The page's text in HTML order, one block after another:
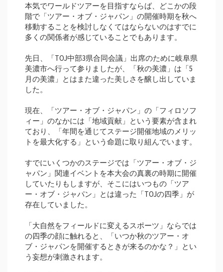
本気でワールドツアーを目指すならば、どこかの段
階で「ツアー・オブ・ジャパン」の開催時期を秋へ
移動することを検討しなくてはならないのはすでに
多くの関係者が感じていることでもあります。
先日、「TOJ中部3県合同会議」出席のために岐阜県
美濃市へ行って参りましたが、「秋の美濃」は「5
月の美濃」とはまた違った美しさを醸し出していま
した。
現在、「ツアー・オブ・ジャパン」の「フィロソフ
ィー」のなかには「地域貢献」という要素が含まれ
ており、「年間を通じてステージ開催地域のメリッ
トを最大化する」という命題に取り組んでいます。
すでにいくつかのステージでは「ツアー・オブ・ジ
ャパン」関連イベントを本大会の真裏の時期に開催
していたりもしますが、そこにはいつもの「ツア
ー・オブ・ジャパン」とは違った「TOJの四季」が
存在していました。
「大自然をフィールドに変えるスポーツ」ならでは
の四季の顔に触れると、「いつか秋のツアー・オ
ブ・ジャパンを開催するときが来るのかな？」とい
う妄想が刺激されます。